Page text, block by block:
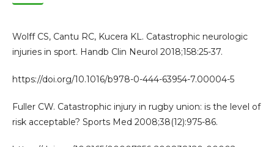
Wolff CS, Cantu RC, Kucera KL. Catastrophic neurologic
injuries in sport. Handb Clin Neurol 2018;158:25-37.
https://doi.org/10.1016/b978-0-444-63954-7.00004-5
Fuller CW. Catastrophic injury in rugby union: is the level of
risk acceptable? Sports Med 2008;38(12):975-86.